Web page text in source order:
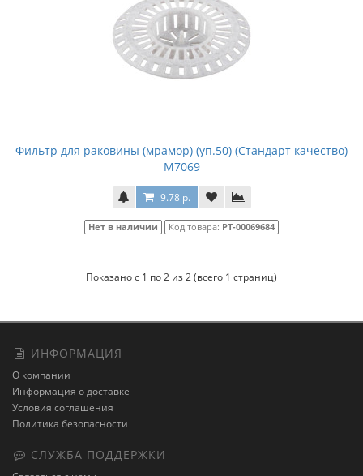
Фильтр для раковины (мрамор) (уп.50) (Стандарт качество)
М7069
9.78 р.
Нет в наличии Код товара: РТ-00069684
Показано с 1 по 2 из 2 (всего 1 страниц)
ИНФОРМАЦИЯ
О компании
Информация о доставке
Условия соглашения
Политика безопасности
СЛУЖБА ПОДДЕРЖКИ